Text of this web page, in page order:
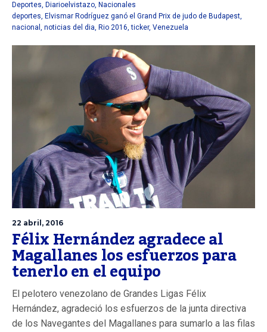
Deportes, Diarioelvistazo, Nacionales
deportes, Elvismar Rodríguez ganó el Grand Prix de judo de Budapest,
nacional , noticias del dia, Rio 2016,ticker, Venezuela
22 abril, 2016
Félix Hernández agradece al
Magallanes los esfuerzos para
tenerlo en el equipo
El pelotero venezolano de Grandes Ligas Félix
Hernández, agradeció los esfuerzos de la junta directiva
de los Navegantes del Magallanes para sumarlo a las filas